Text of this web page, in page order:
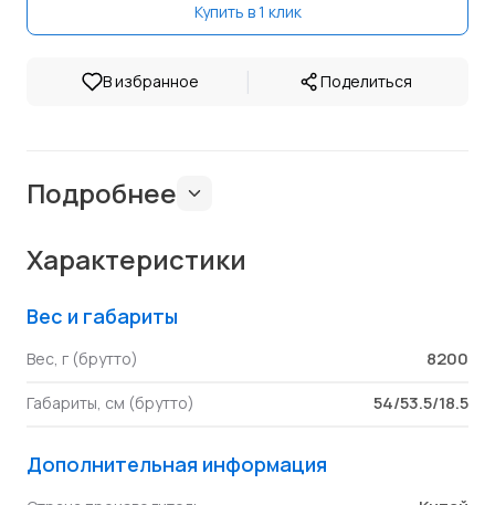
Купить в 1 клик
В избранное | Поделиться
Подробнее
Характеристики
Вес и габариты
Вес, г (брутто) 8200
Габариты, см (брутто) 54/53.5/18.5
Дополнительная информация